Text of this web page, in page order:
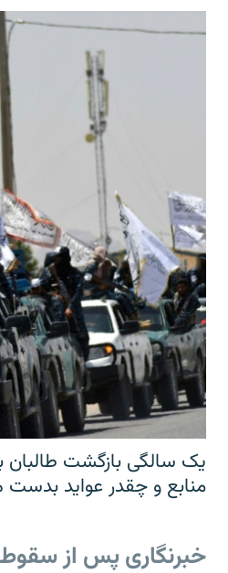
یک سالگی بازگشت طالبان
منابع و چقدر عواید بدست
خبرنگاری پس از